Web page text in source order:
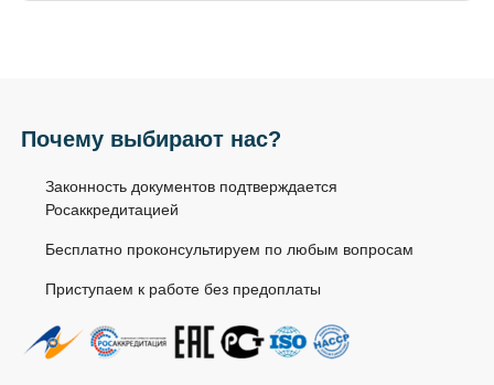
Почему выбирают нас?
Законность документов подтверждается
Росаккредитацией
Бесплатно проконсультируем по любым вопросам
Приступаем к работе без предоплаты